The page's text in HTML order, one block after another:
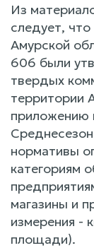
Из
следует,
Амурской
606 были
твердых
территории
приложению
нормативы
категориям
магазины и
измерения -
площади).